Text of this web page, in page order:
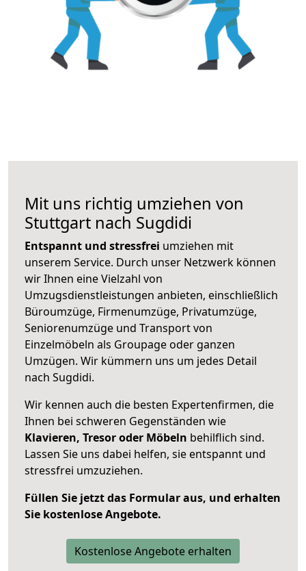
Mit uns richtig umziehen von
Stuttgart nach Sugdidi
Entspannt und stressfrei umziehen mit
unserem Service. Durch unser Netzwerk können
wir Ihnen eine Vielzahl von
Umzugsdienstleistungen anbieten, einschließlich
Büroumzüge, Firmenumzüge, Privatumzüge,
Seniorenumzüge und Transport von
Einzelmöbeln als Groupage oder ganzen
Umzügen. Wir kümmern uns um jedes Detail
nach Sugdidi.
Wir kennen auch die besten Expertenfirmen, die
Ihnen bei schweren Gegenständen wie
Klavieren, Tresor oder Möbeln behilflich sind.
Lassen Sie uns dabei helfen, sie entspannt und
stressfrei umzuziehen.
Füllen Sie jetzt das Formular aus, und erhalten
Sie kostenlose Angebote.
Kostenlose Angebote erhalten